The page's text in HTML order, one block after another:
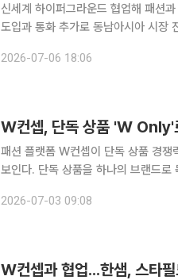
신세계 하이퍼그라운드 협업해 패션
도입과 통화 추가로 동남아시아 시장 진출 교두보 확보 W컨셉이 베
터 4일까지 베트남 하노이 국가 컨벤
2026-07-06 18:06
W컨셉, 단독 상품 'W Only'
패션 플랫폼 W컨셉이 단독 상품 경
보인다. 단독 상품을 하나의 브랜드로
혔다. W컨셉에 따르면 올해 상반기
2026-07-03 09:08